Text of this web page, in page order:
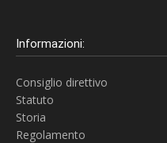
Informazioni:
Consiglio direttivo
Statuto
Storia
Regolamento